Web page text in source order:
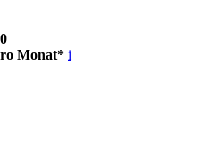
Monat* i